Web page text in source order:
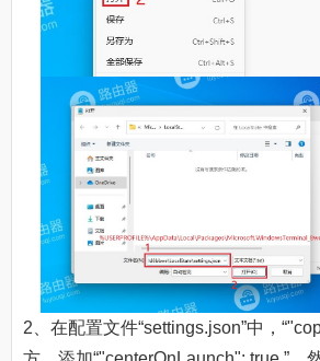
2、在配置文件“settings.json”中，